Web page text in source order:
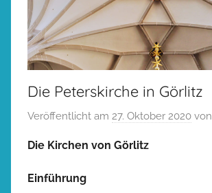
Die Peterskirche in Görlitz
Veröffentlicht am 27. Oktober 2020 von
Die Kirchen von Görlitz
Einführung